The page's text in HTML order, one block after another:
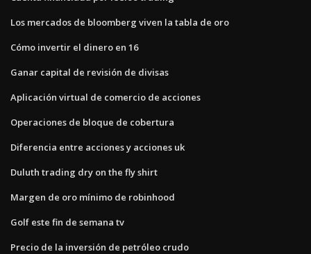
Los mercados de bloomberg viven la tabla de oro
Cómo invertir el dinero en 16
Ganar capital de revisión de divisas
Aplicación virtual de comercio de acciones
Operaciones de bloque de cobertura
Diferencia entre acciones y acciones uk
Duluth trading dry on the fly shirt
Margen de oro mínimo de robinhood
Golf este fin de semana tv
Precio de la inversión de petróleo crudo